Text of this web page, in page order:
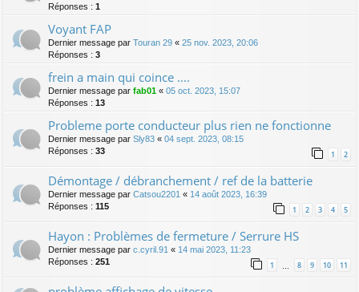
Réponses : 1
Voyant FAP
Dernier message par Touran 29 « 25 nov. 2023, 20:06
Réponses : 3
frein a main qui coince ....
Dernier message par fab01 « 05 oct. 2023, 15:07
Réponses : 13
Probleme porte conducteur plus rien ne fonctionne
Dernier message par Sly83 « 04 sept. 2023, 08:15
Réponses : 33 1 2
Démontage / débranchement / ref de la batterie
Dernier message par Catsou2201 « 14 août 2023, 16:39
Réponses : 115 1 2 3 4 5
Hayon : Problèmes de fermeture / Serrure HS
Dernier message par c.cyril.91 « 14 mai 2023, 11:23
Réponses : 251 1 8 9 10 11